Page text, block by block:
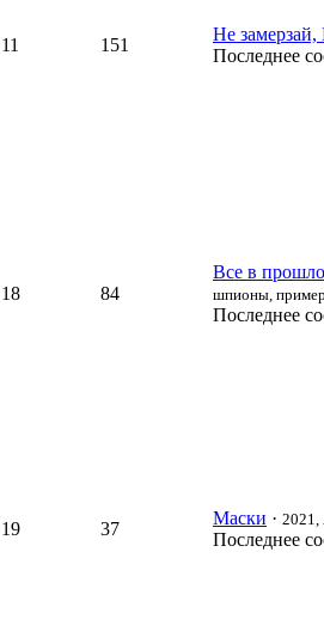
11 151
Не
Последнее
18 84
Все в
шпионы,
Последнее
19 37
Маски · 2021,
Последнее